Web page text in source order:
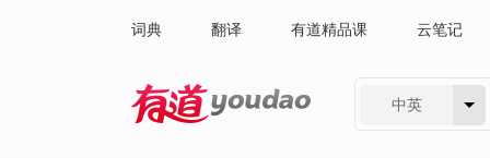
词典 翻译 有道精品课 云笔记
中英